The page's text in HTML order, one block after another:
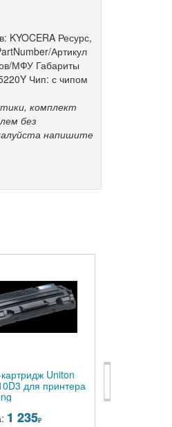
KYOCERA Ресурс,
Артикул
МФУ Габариты
Чип: с чипом
комплект
без
напишите
Uniton
для принтера
1 235